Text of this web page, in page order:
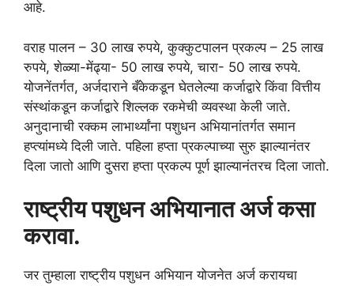
आहे.
वराह पालन – 30 लाख रुपये, कुक्कुटपालन प्रकल्प – 25 लाख
रुपये, शेळ्या-मेंढ्या- 50 लाख रुपये, चारा- 50 लाख रुपये.
योजनेंतर्गत, अर्जदाराने बँकेकडून घेतलेल्या कर्जाद्वारे किंवा वित्तीय
संस्थांकडून कर्जाद्वारे शिल्लक रकमेची व्यवस्था केली जाते.
अनुदानाची रक्कम लाभार्थ्यांना पशुधन अभियानांतर्गत समान
हप्त्यांमध्ये दिली जाते. पहिला हप्ता प्रकल्पाच्या सुरु झाल्यानंतर
दिला जातो आणि दुसरा हप्ता प्रकल्प पूर्ण झाल्यानंतरच दिला जातो.
राष्ट्रीय पशुधन अभियानात अर्ज कसा
करावा.
जर तुम्हाला राष्ट्रीय पशुधन अभियान योजनेत अर्ज करायचा